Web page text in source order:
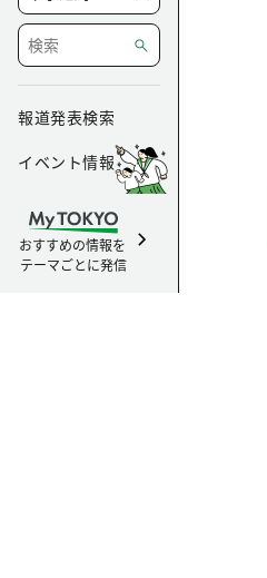
報道発表検索
イベント情報
おすすめの情報を
テーマごとに発信